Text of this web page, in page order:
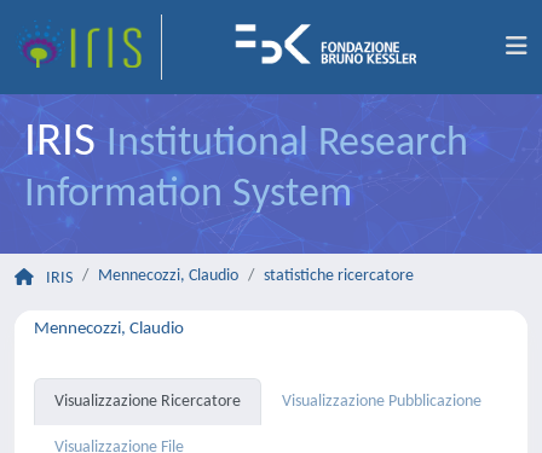
IRIS Institutional Research
Information System
IRIS Mennecozzi, Claudio statistiche ricercatore
Mennecozzi, Claudio
Visualizzazione Ricercatore Visualizzazione Pubblicazione
Visualizzazione File